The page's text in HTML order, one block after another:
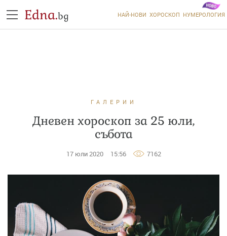
Edna.bg НАЙ-НОВИ ХОРОСКОП НУМЕРОЛОГИЯ
ГАЛЕРИИ
Дневен хороскоп за 25 юли,
събота
17 юли 2020 15:56 7162